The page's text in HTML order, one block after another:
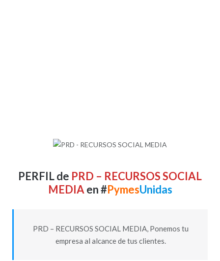
PERFIL de PRD – RECURSOS SOCIAL
MEDIA en #PymesUnidas
PRD – RECURSOS SOCIAL MEDIA, Ponemos tu
empresa al alcance de tus clientes.